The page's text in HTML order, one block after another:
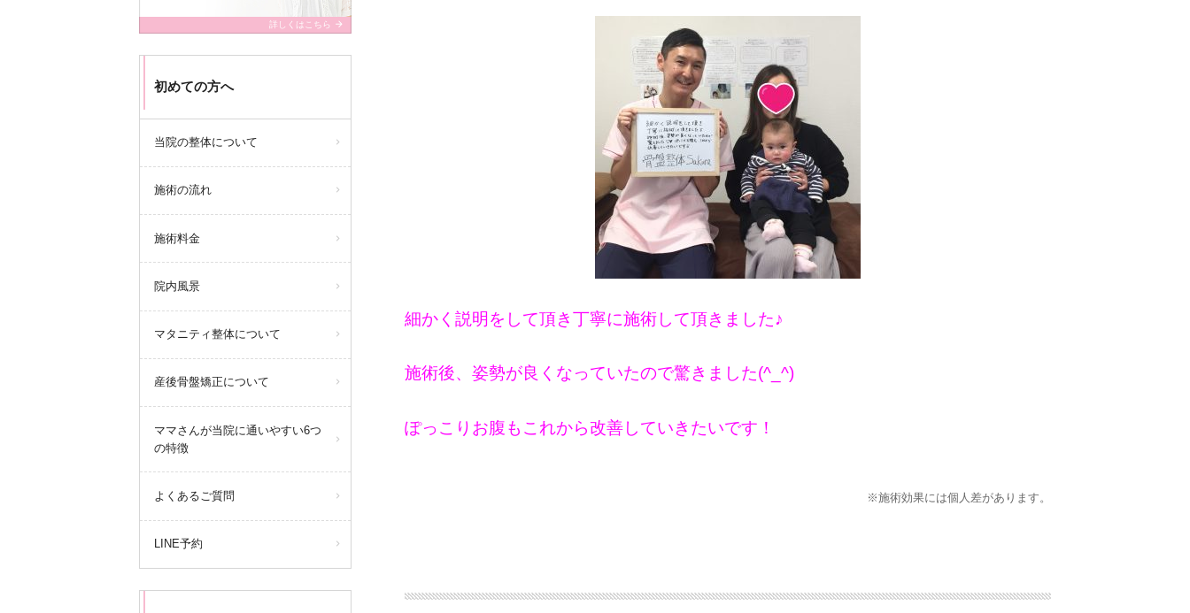
細かく説明をして頂き丁寧に施術して頂きました♪
施術後、姿勢が良くなっていたので驚きました(^_^)
ぽっこりお腹もこれから改善していきたいです！
※施術効果には個人差があります。
詳しくはこちら arrow_forward
初めての方へ
当院の整体について
施術の流れ
施術料金
院内風景
マタニティ整体について
産後骨盤矯正について
ママさんが当院に通いやすい6つ
の特徴
よくあるご質問
LINE予約